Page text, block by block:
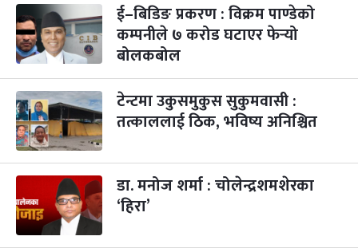
३
मंगल
महानवमी
कार्तिक ३, २०८३-Oct 20, 2026
२ महिना बाँकी
४
५
बिहि
पापा‌ङ्कुशा एकादशी व्रत
कार्तिक ५, २०८३
२ महिना बाँकी
आइत
कुकुर तिहार
कार्तिक २२, २०८३-Nov 8, 2026
३ महिना बाँकी
२३ गाई पूजा
ई–बिडिङ प्रकरण : विक्रम पाण्डेको
कम्पनीले ७ करोड घटाएर फेर्‍यो
बोलकबोल
टेन्टमा उकुसमुकुस सुकुमवासी :
तत्काललाई ठिक, भविष्य अनिश्चित
डा. मनोज शर्मा : चोलेन्द्रशमशेरका
‘हिरा’